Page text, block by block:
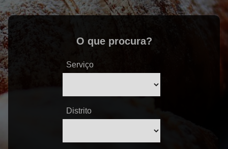
O que procura?
Serviço
Distrito